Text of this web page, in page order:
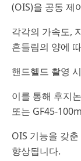
(OIS)을 공동 제
각각의 가속도,
흔들림의 양에
핸드헬드 촬영
이를 통해 후지
또는 GF45-
OIS 기능을 갖
향상됩니다.